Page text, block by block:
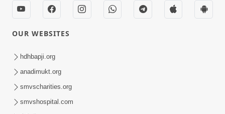
OUR WEBSITES
hdhbapji.org
anadimukt.org
smvscharities.org
smvshospital.com